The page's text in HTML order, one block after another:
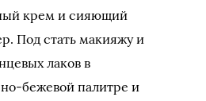
крем и сияющий
Под стать макияжу и
лаков в
бежевой палитре и